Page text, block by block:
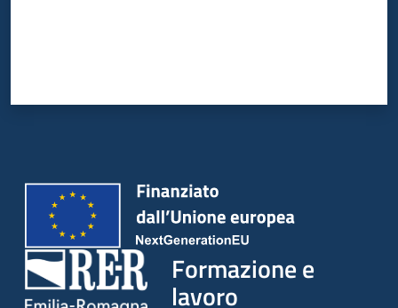
Formazione e
lavoro